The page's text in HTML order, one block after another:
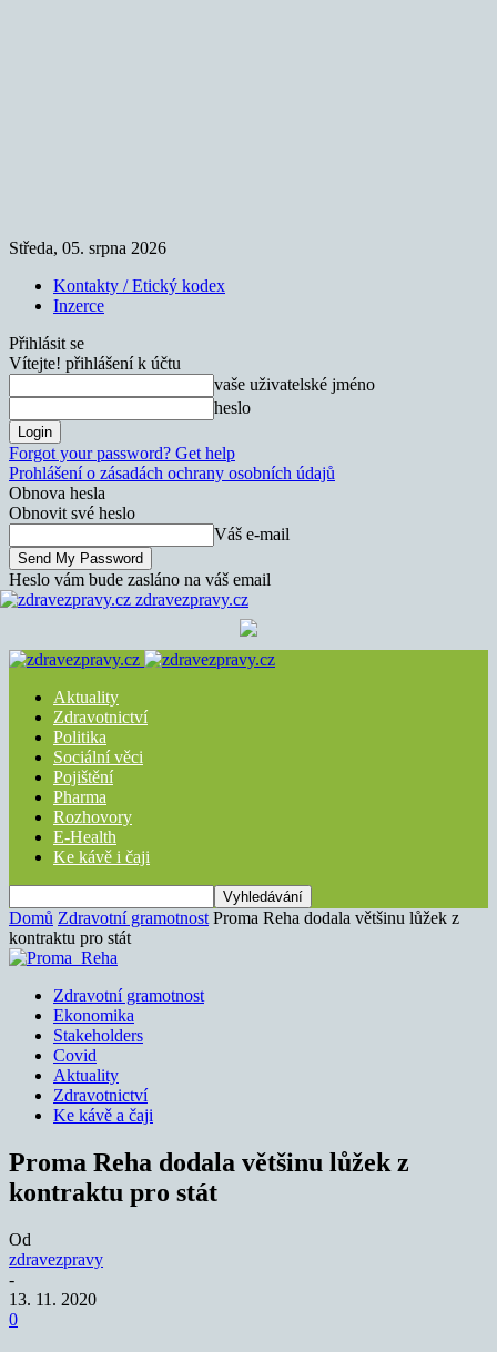
Středa, 05. srpna 2026
Kontakty / Etický kodex
Inzerce
Přihlásit se
Vítejte! přihlášení k účtu
vaše uživatelské jméno
heslo
Forgot your password? Get help
Prohlášení o zásadách ochrany osobních údajů
Obnova hesla
Obnovit své heslo
Váš e-mail
Heslo vám bude zasláno na váš email
zdravezpravy.cz
Aktuality
Zdravotnictví
Politika
Sociální věci
Pojištění
Pharma
Rozhovory
E-Health
Ke kávě i čaji
Domů Zdravotní gramotnost Proma Reha dodala většinu lůžek z
kontraktu pro stát
Zdravotní gramotnost
Ekonomika
Stakeholders
Covid
Aktuality
Zdravotnictví
Ke kávě a čaji
Proma Reha dodala většinu lůžek z
kontraktu pro stát
Od
zdravezpravy
-
13. 11. 2020
0